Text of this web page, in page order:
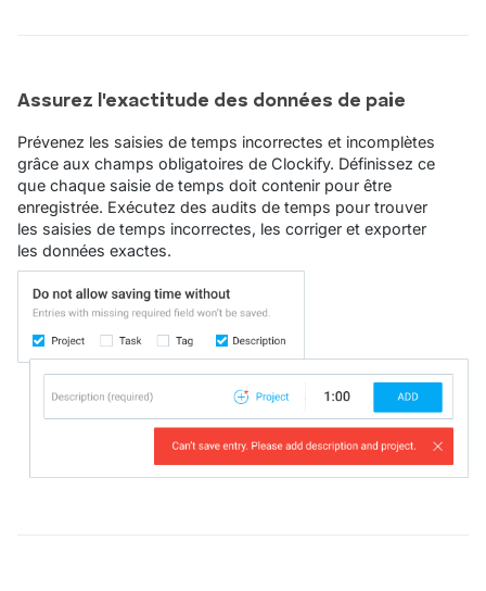
Assurez l'exactitude des données de paie
Prévenez les saisies de temps incorrectes et incomplètes
grâce aux champs obligatoires de Clockify. Définissez ce
que chaque saisie de temps doit contenir pour être
enregistrée. Exécutez des audits de temps pour trouver
les saisies de temps incorrectes, les corriger et exporter
les données exactes.